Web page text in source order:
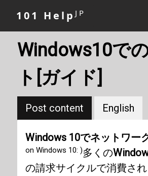
101 HelpJP
Windows10で
ト[ガイド]
Post content English
Windows 10でネットワー
on Windows 10: )多くの
の請求サイクルで消費さ